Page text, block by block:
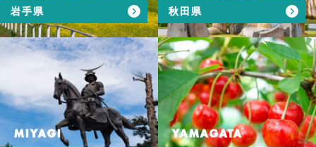
岩手県 秋田県
MIYAGI YAMAGATA